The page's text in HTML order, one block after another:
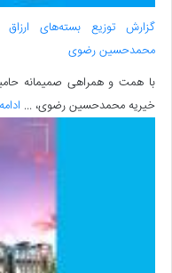
گزارش توزیع بسته‌های
محمدحسین رضوی
با همت و همراهی صمیمانه
خیریه محمدحسین رضوی، ...